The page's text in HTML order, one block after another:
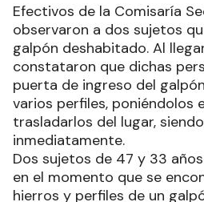
Efectivos de la Comisaría
observaron a dos sujetos
galpón deshabitado. Al
constataron que dichas
puerta de ingreso del
varios perfiles, poniéndolos
trasladarlos del lugar,
inmediatamente.
Dos sujetos de 47 y 33
en el momento que se
hierros y perfiles de un